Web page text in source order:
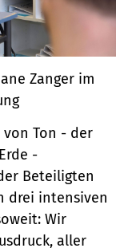
Zanger im
von Ton - der
-
Beteiligten
drei intensiven
Wir
aller